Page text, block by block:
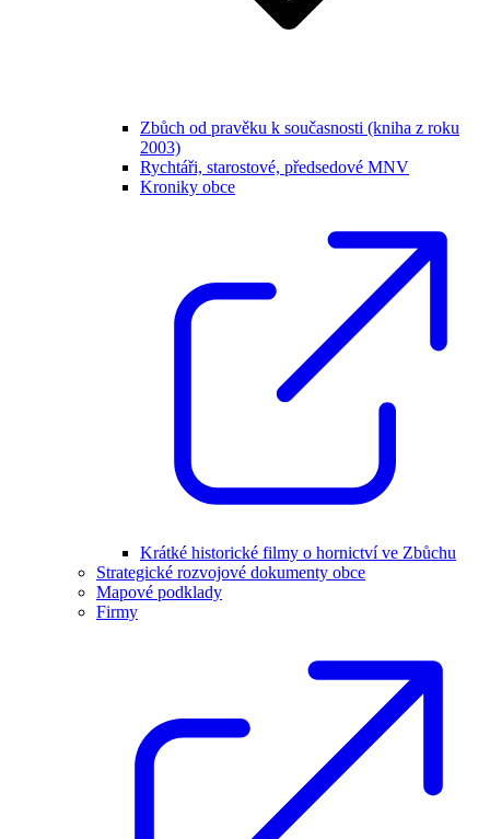
Zbůch od pravěku k současnosti (kniha z roku
2003)
Rychtáři, starostové, předsedové MNV
Kroniky obce
Krátké historické filmy o hornictví ve Zbůchu
Strategické rozvojové dokumenty obce
Mapové podklady
Firmy